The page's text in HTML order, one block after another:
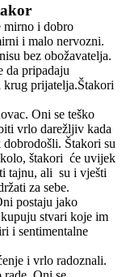
mirno i dobro
i malo nervozni.
bez obožavatelja.
da pripadaju
prijatelja.Štakori
Oni se teško
vrlo darežljiv kada
Štakori su
štakori će uvijek
tajnu, ali su i vješti
za sebe.
postaju jako
stvari koje im
i sentimentalne
i vrlo radoznali.